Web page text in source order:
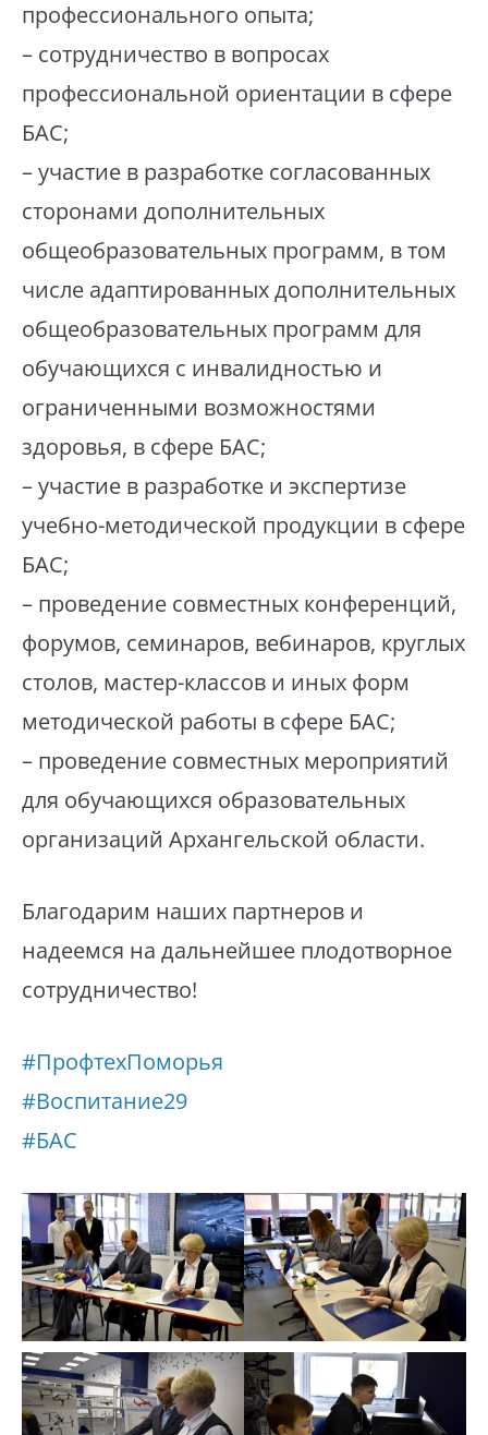
профессионального опыта;
– сотрудничество в вопросах
профессиональной ориентации в сфере
БАС;
– участие в разработке согласованных
сторонами дополнительных
общеобразовательных программ, в том
числе адаптированных дополнительных
общеобразовательных программ для
обучающихся с инвалидностью и
ограниченными возможностями
здоровья, в сфере БАС;
– участие в разработке и экспертизе
учебно-методической продукции в сфере
БАС;
– проведение совместных конференций,
форумов, семинаров, вебинаров, круглых
столов, мастер-классов и иных форм
методической работы в сфере БАС;
– проведение совместных мероприятий
для обучающихся образовательных
организаций Архангельской области.
Благодарим наших партнеров и
надеемся на дальнейшее плодотворное
сотрудничество!
#ПрофтехПоморья
#Воспитание29
#БАС